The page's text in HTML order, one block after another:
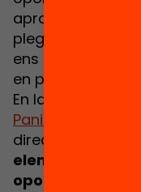
aprofundit en
plegats
ens ajudaran a
en palanques per
En la primera part
Paniagua
directora d’El
elements
oportunitat